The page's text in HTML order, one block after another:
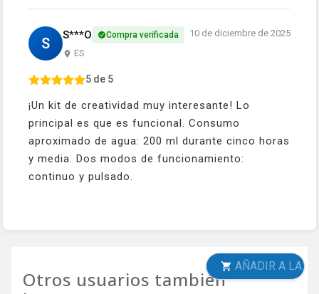
S S***O Compra verificada
ES
10 de diciembre de 2025
5 de 5
¡Un kit de creatividad muy interesante! Lo
principal es que es funcional. Consumo
aproximado de agua: 200 ml durante cinco horas
y media. Dos modos de funcionamiento:
continuo y pulsado.
Otros usuarios también
AÑADIR A LA CESTA